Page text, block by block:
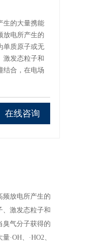
生的大量携能
放电所产生的
单质原子或无
激发态粒子和
结合，在电场
在线咨询
频放电所产生的
激发态粒子和
臭气分子获得的
·OH、·HO2、